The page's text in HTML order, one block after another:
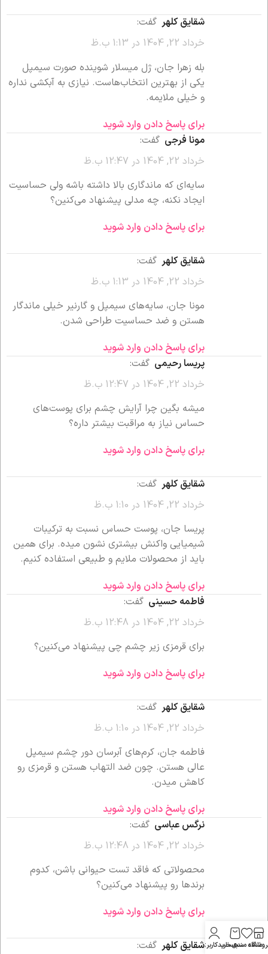
شقایق کلهر گفت:
خرداد 22, 1404 در 1:13 ب.ظ
بله زهرا جان، ژل میسلار شوینده صورت سیمپل
یکی از بهترین انتخاب‌هاست. نیازی به آبکشی نداره
و خیلی ملایمه.
برای پاسخ دادن وارد شوید
مونا فرجی گفت:
خرداد 22, 1404 در 12:47 ب.ظ
سایه‌ای که ماندگاری بالا داشته باشه ولی حساسیت
ایجاد نکنه، چه مدلی پیشنهاد می‌کنین؟
برای پاسخ دادن وارد شوید
شقایق کلهر گفت:
خرداد 22, 1404 در 1:13 ب.ظ
مونا جان، سایه‌های سیمپل و گارنیر خیلی ماندگار
هستن و ضد حساسیت طراحی شدن.
برای پاسخ دادن وارد شوید
پریسا رحیمی گفت:
خرداد 22, 1404 در 12:47 ب.ظ
میشه بگین چرا آرایش چشم برای پوست‌های
حساس نیاز به مراقبت بیشتر داره؟
برای پاسخ دادن وارد شوید
شقایق کلهر گفت:
خرداد 22, 1404 در 1:10 ب.ظ
پریسا جان، پوست حساس نسبت به ترکیبات
شیمیایی واکنش بیشتری نشون میده. برای همین
باید از محصولات ملایم و طبیعی استفاده کنیم.
برای پاسخ دادن وارد شوید
فاطمه حسینی گفت:
خرداد 22, 1404 در 12:48 ب.ظ
برای قرمزی زیر چشم چی پیشنهاد می‌کنین؟
برای پاسخ دادن وارد شوید
شقایق کلهر گفت:
خرداد 22, 1404 در 1:10 ب.ظ
فاطمه جان، کرم‌های آبرسان دور چشم سیمپل
عالی هستن. چون ضد التهاب هستن و قرمزی رو
کاهش میدن.
برای پاسخ دادن وارد شوید
نرگس عباسی گفت:
خرداد 22, 1404 در 12:48 ب.ظ
محصولاتی که فاقد تست حیوانی باشن، کدوم
برندها رو پیشنهاد می‌کنین؟
برای پاسخ دادن وارد شوید
شقایق کلهر گفت: علاقه مندیسبد خرید
حساب کاربری من